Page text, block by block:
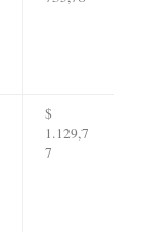
$
1.129,7
7